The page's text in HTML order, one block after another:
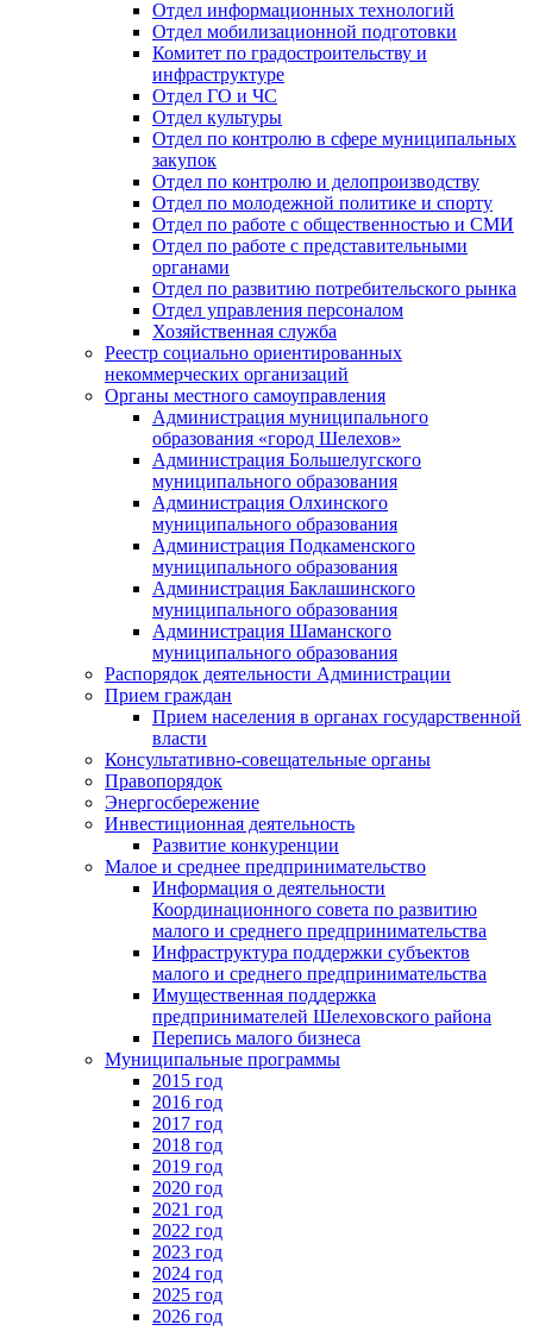
Отдел информационных технологий
Отдел мобилизационной подготовки
Комитет по градостроительству и
инфраструктуре
Отдел ГО и ЧС
Отдел культуры
Отдел по контролю в сфере муниципальных
закупок
Отдел по контролю и делопроизводству
Отдел по молодежной политике и спорту
Отдел по работе с общественностью и СМИ
Отдел по работе с представительными
органами
Отдел по развитию потребительского рынка
Отдел управления персоналом
Хозяйственная служба
Реестр социально ориентированных
некоммерческих организаций
Органы местного самоуправления
Администрация муниципального
образования «город Шелехов»
Администрация Большелугского
муниципального образования
Администрация Олхинского
муниципального образования
Администрация Подкаменского
муниципального образования
Администрация Баклашинского
муниципального образования
Администрация Шаманского
муниципального образования
Распорядок деятельности Администрации
Прием граждан
Прием населения в органах государственной
власти
Консультативно-совещательные органы
Правопорядок
Энергосбережение
Инвестиционная деятельность
Развитие конкуренции
Малое и среднее предпринимательство
Информация о деятельности
Координационного совета по развитию
малого и среднего предпринимательства
Инфраструктура поддержки субъектов
малого и среднего предпринимательства
Имущественная поддержка
предпринимателей Шелеховского района
Перепись малого бизнеса
Муниципальные программы
2015 год
2016 год
2017 год
2018 год
2019 год
2020 год
2021 год
2022 год
2023 год
2024 год
2025 год
2026 год